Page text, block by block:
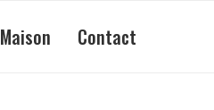
Maison Contact